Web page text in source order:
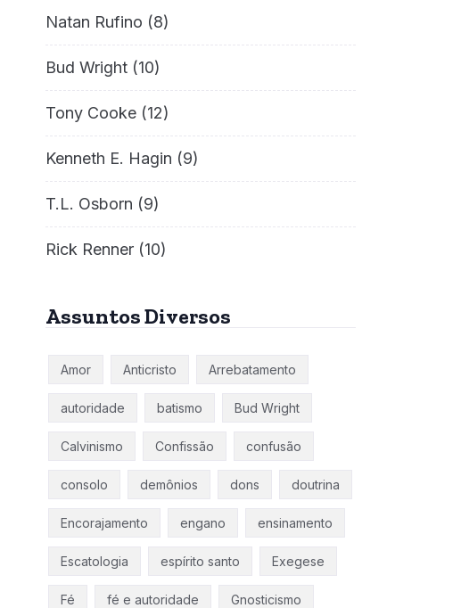
Natan Rufino (8)
Bud Wright (10)
Tony Cooke (12)
Kenneth E. Hagin (9)
T.L. Osborn (9)
Rick Renner (10)
Assuntos Diversos
Amor Anticristo Arrebatamento
autoridade batismo Bud Wright
Calvinismo Confissão confusão
consolo demônios dons doutrina
Encorajamento engano ensinamento
Escatologia espírito santo Exegese
Fé fé e autoridade Gnosticismo